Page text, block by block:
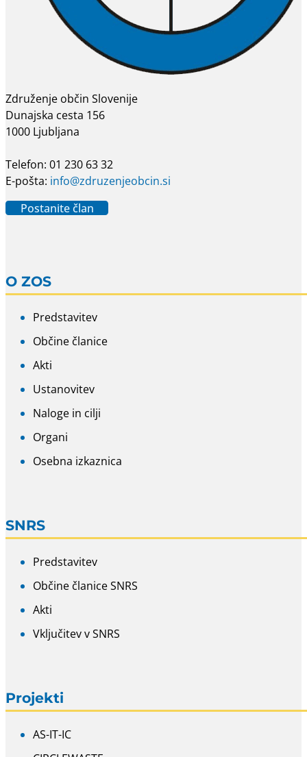
Združenje občin Slovenije
Dunajska cesta 156
1000 Ljubljana
Telefon: 01 230 63 32
E-pošta: info@zdruzenjeobcin.si
Postanite član
O ZOS
Predstavitev
Občine članice
Akti
Ustanovitev
Naloge in cilji
Organi
Osebna izkaznica
SNRS
Predstavitev
Občine članice SNRS
Akti
Vključitev v SNRS
Projekti
AS-IT-IC